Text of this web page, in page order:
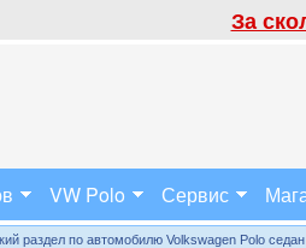
За
VW Polo Сервис
раздел по автомобилю Volkswagen Polo